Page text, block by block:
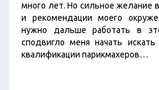
много лет. Но сильное желание
и рекомендации моего
нужно дальше работать в
сподвигло меня начать
квалификации парикмахеров…